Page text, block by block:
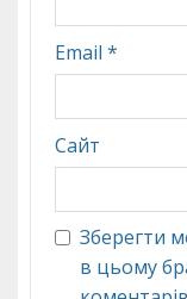
Email *
Сайт
Зберегти
в цьому